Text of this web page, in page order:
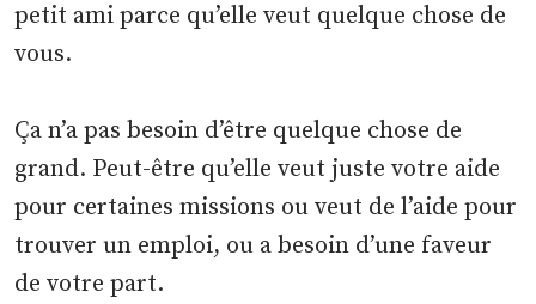
petit ami parce qu’elle veut quelque chose de
vous.
Ça n’a pas besoin d’être quelque chose de
grand. Peut-être qu’elle veut juste votre aide
pour certaines missions ou veut de l’aide pour
trouver un emploi, ou a besoin d’une faveur
de votre part.